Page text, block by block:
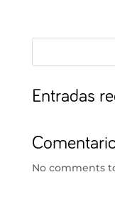
Entradas
No comments